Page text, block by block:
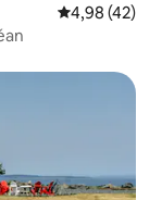
Évaluation
4,98 (42)